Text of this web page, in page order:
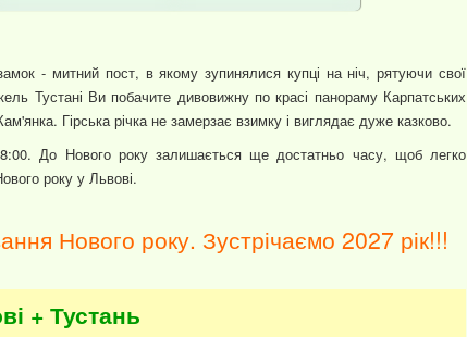
- митний пост, в якому зупинялися купці на ніч, рятуючи свої
Тустані Ви побачите дивовижну по красі панораму Карпатських
Гірська річка не замерзає взимку і виглядає дуже казково.
До Нового року залишається ще достатньо часу, щоб легко
року у Львові.
Нового року. Зустрічаємо 2027 рік!!!
+ Тустань